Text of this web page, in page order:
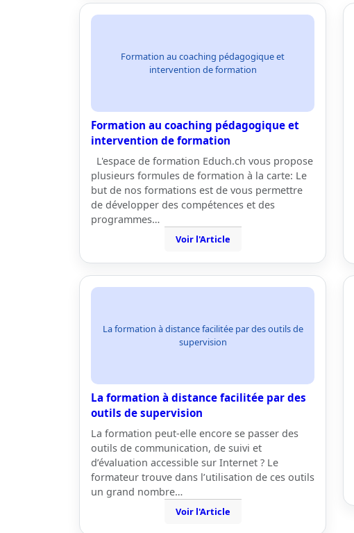
Formation au coaching pédagogique et
intervention de formation
Formation au coaching pédagogique et
intervention de formation
L'espace de formation Educh.ch vous propose
plusieurs formules de formation à la carte: Le
but de nos formations est de vous permettre
de développer des compétences et des
programmes…
Voir l'Article
La formation à distance facilitée par des outils de
supervision
La formation à distance facilitée par des
outils de supervision
La formation peut-elle encore se passer des
outils de communication, de suivi et
d’évaluation accessible sur Internet ? Le
formateur trouve dans l’utilisation de ces outils
un grand nombre…
Voir l'Article